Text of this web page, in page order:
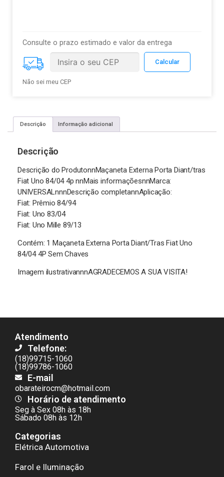
Consulte o prazo estimado e valor da entrega
Não sei meu CEP
Descrição Informação adicional
Descrição
Descrição do ProdutonnMaçaneta Externa Porta Diant/tras
Fiat Uno 84/04 4p nnMais informaçõesnnMarca:
UNIVERSALnnnDescrição completannAplicação:
Fiat: Prêmio 84/94
Fiat: Uno 83/04
Fiat: Uno Mille 89/13
Contém: 1 Maçaneta Externa Porta Diant/Tras Fiat Uno
84/04 4P Sem Chaves
Imagem ilustrativannnAGRADECEMOS A SUA VISITA!
Atendimento
Telefone:
(18)99715-1060
(18)99786-1060
E-mail
obarateirocm@hotmail.com
Horário de atendimento
Seg à Sex 08h às 18h
Sábado 08h às 12h
Categorias
Elétrica Automotiva
Farol e Iluminação